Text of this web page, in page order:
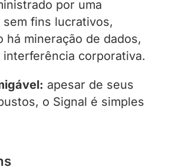
por uma
sem fins lucrativos,
há mineração de dados,
interferência corporativa.
apesar de seus
o Signal é simples